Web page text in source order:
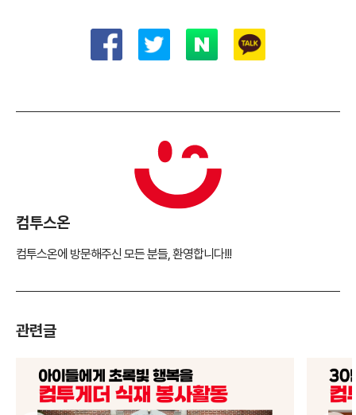
컴투스온
컴투스온에 방문해주신 모든 분들, 환영합니다!!!
관련글